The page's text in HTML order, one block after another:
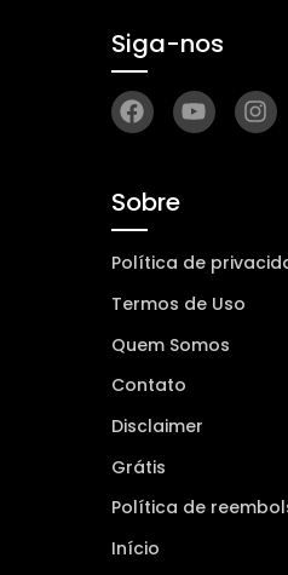
Siga-nos
Sobre
Política de
Termos de Uso
Quem Somos
Contato
Disclaimer
Grátis
Política de
Início